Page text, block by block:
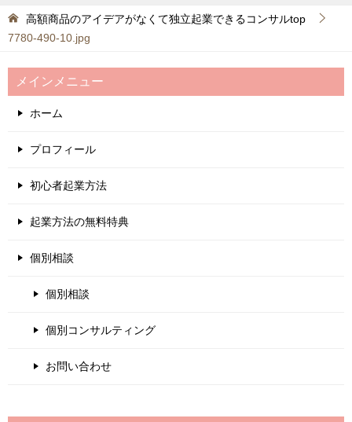
高額商品のアイデアがなくて独立起業できるコンサルtop
7780-490-10.jpg
メインメニュー
ホーム
プロフィール
初心者起業方法
起業方法の無料特典
個別相談
個別相談
個別コンサルティング
お問い合わせ